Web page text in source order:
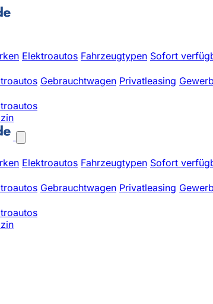
Elektroautos Fahrzeugtypen Sofort
Gebrauchtwagen Privatleasing
Elektroautos Fahrzeugtypen Sofort
Gebrauchtwagen Privatleasing